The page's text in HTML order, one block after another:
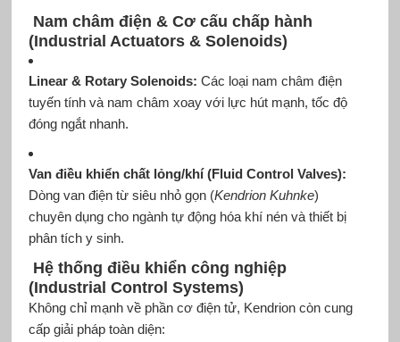
Nam châm điện & Cơ cấu chấp hành
(Industrial Actuators & Solenoids)
Linear & Rotary Solenoids: Các loại nam châm điện
tuyến tính và nam châm xoay với lực hút mạnh, tốc độ
đóng ngắt nhanh.
Van điều khiển chất lỏng/khí (Fluid Control Valves):
Dòng van điện từ siêu nhỏ gọn (Kendrion Kuhnke)
chuyên dụng cho ngành tự động hóa khí nén và thiết bị
phân tích y sinh.
Hệ thống điều khiển công nghiệp
(Industrial Control Systems)
Không chỉ mạnh về phần cơ điện tử, Kendrion còn cung
cấp giải pháp toàn diện: